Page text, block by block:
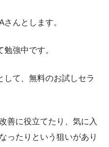
んとします。
強中です。
して、無料のお試しセラ
善に役立てたり、気に入
ったりという狙いがあり